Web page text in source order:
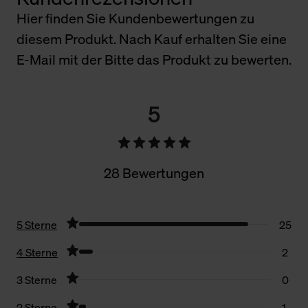
Hier finden Sie Kundenbewertungen zu
diesem Produkt. Nach Kauf erhalten Sie eine
E-Mail mit der Bitte das Produkt zu bewerten.
5
28 Bewertungen
5 Sterne
25
4 Sterne
2
3 Sterne
0